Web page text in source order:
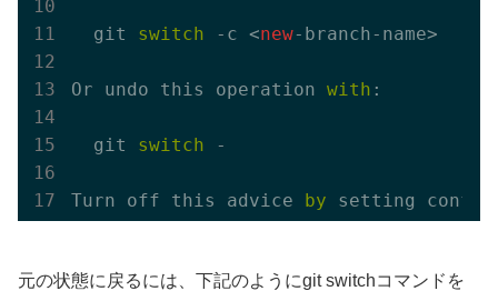
  git
switch -c <new-branch-name>
Or undo this operation with :
  git
switch -
Turn off this advice by setting
元の状態に戻るには、下記のようにgit switchコマンドを